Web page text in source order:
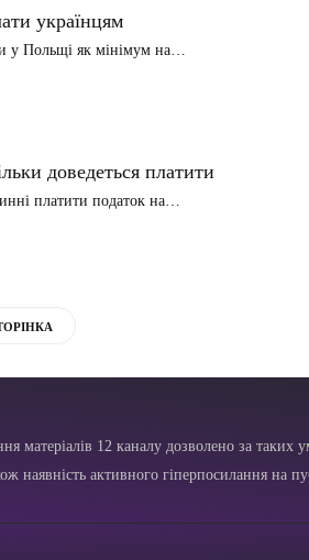
українцям
у Польщі як мінімум на…
доведеться платити
платити податок на…
матеріалів 12 каналу дозволено за
наявність активного гіперпосилання на